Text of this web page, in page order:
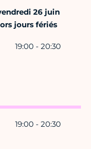
26 juin
jours fériés
19:00 - 20:30
19:00 - 20:30